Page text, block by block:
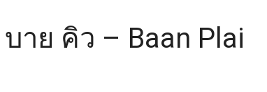
าย คิว – Baan Plai